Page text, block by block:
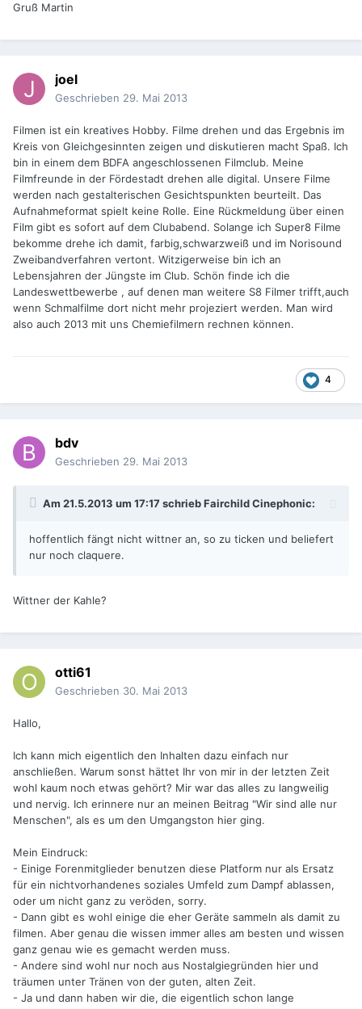
Gruß Martin
joel
Geschrieben 29. Mai 2013
Filmen ist ein kreatives Hobby. Filme drehen und das Ergebnis im
Kreis von Gleichgesinnten zeigen und diskutieren macht Spaß. Ich
bin in einem dem BDFA angeschlossenen Filmclub. Meine
Filmfreunde in der Fördestadt drehen alle digital. Unsere Filme
werden nach gestalterischen Gesichtspunkten beurteilt. Das
Aufnahmeformat spielt keine Rolle. Eine Rückmeldung über einen
Film gibt es sofort auf dem Clubabend. Solange ich Super8 Filme
bekomme drehe ich damit, farbig,schwarzweiß und im Norisound
Zweibandverfahren vertont. Witzigerweise bin ich an
Lebensjahren der Jüngste im Club. Schön finde ich die
Landeswettbewerbe , auf denen man weitere S8 Filmer trifft,auch
wenn Schmalfilme dort nicht mehr projeziert werden. Man wird
also auch 2013 mit uns Chemiefilmern rechnen können.
4
bdv
Geschrieben 29. Mai 2013
Am 21.5.2013 um 17:17 schrieb Fairchild Cinephonic:
hoffentlich fängt nicht wittner an, so zu ticken und beliefert
nur noch claquere.
Wittner der Kahle?
otti61
Geschrieben 30. Mai 2013
Hallo,
Ich kann mich eigentlich den Inhalten dazu einfach nur
anschließen. Warum sonst hättet Ihr von mir in der letzten Zeit
wohl kaum noch etwas gehört? Mir war das alles zu langweilig
und nervig. Ich erinnere nur an meinen Beitrag "Wir sind alle nur
Menschen", als es um den Umgangston hier ging.
Mein Eindruck:
- Einige Forenmitglieder benutzen diese Platform nur als Ersatz
für ein nichtvorhandenes soziales Umfeld zum Dampf ablassen,
oder um nicht ganz zu veröden, sorry.
- Dann gibt es wohl einige die eher Geräte sammeln als damit zu
filmen. Aber genau die wissen immer alles am besten und wissen
ganz genau wie es gemacht werden muss.
- Andere sind wohl nur noch aus Nostalgiegründen hier und
träumen unter Tränen von der guten, alten Zeit.
- Ja und dann haben wir die, die eigentlich schon lange